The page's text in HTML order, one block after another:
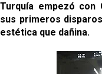
Turquía empezó con
sus primeros
estética que dañina.